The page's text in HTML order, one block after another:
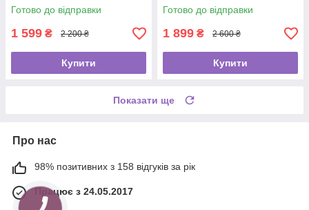
Готово до відправки
1 599 ₴ 2 200 ₴
Купити
Готово до відправки
1 899 ₴ 2 600 ₴
Купити
Показати ще
Про нас
98% позитивних з 158 відгуків за рік
Працює з 24.05.2017